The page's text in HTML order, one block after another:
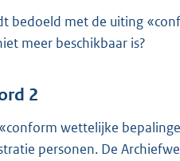
bedoeld met de uiting
meer beschikbaar is?
2
wettelijke
personen. De